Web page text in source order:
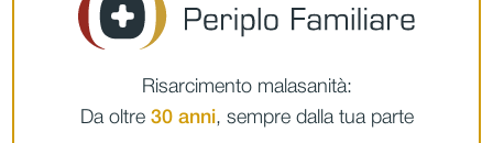
Risarcimento malasanità:
Da oltre 30 anni, sempre dalla tua parte